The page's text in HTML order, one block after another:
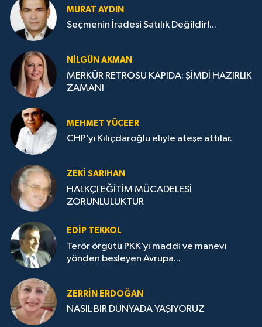
MURAT AYDIN
Seçmenin İradesi Satılık Değildir!...
NILGÜN AKMAN
MERKÜR RETROSU KAPIDA: ŞİMDİ HAZIRLIK
ZAMANI
MEHMET YÜCEER
CHP’yi Kılıçdaroğlu eliyle ateşe attılar.
ZEKI SARIHAN
HALKÇI EĞİTİM MÜCADELESİ
ZORUNLULUKTUR
EDIP TEKKOL
Terör örgütü PKK’yı maddi ve manevi
yönden besleyen Avrupa...
ZERRIN ERDOĞAN
NASIL BİR DÜNYADA YAŞIYORUZ